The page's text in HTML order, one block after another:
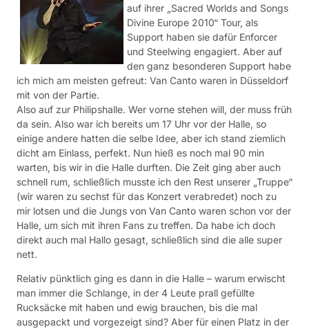
auf ihrer „Sacred Worlds and Songs
Divine Europe 2010“ Tour, als
Support haben sie dafür Enforcer
und Steelwing engagiert. Aber auf
den ganz besonderen Support habe
ich mich am meisten gefreut: Van Canto waren in Düsseldorf
mit von der Partie.
Also auf zur Philipshalle. Wer vorne stehen will, der muss früh
da sein. Also war ich bereits um 17 Uhr vor der Halle, so
einige andere hatten die selbe Idee, aber ich stand ziemlich
dicht am Einlass, perfekt. Nun hieß es noch mal 90 min
warten, bis wir in die Halle durften. Die Zeit ging aber auch
schnell rum, schließlich musste ich den Rest unserer „Truppe“
(wir waren zu sechst für das Konzert verabredet) noch zu
mir lotsen und die Jungs von Van Canto waren schon vor der
Halle, um sich mit ihren Fans zu treffen. Da habe ich doch
direkt auch mal Hallo gesagt, schließlich sind die alle super
nett.
Relativ pünktlich ging es dann in die Halle – warum erwischt
man immer die Schlange, in der 4 Leute prall gefüllte
Rucksäcke mit haben und ewig brauchen, bis die mal
ausgepackt und vorgezeigt sind? Aber für einen Platz in der